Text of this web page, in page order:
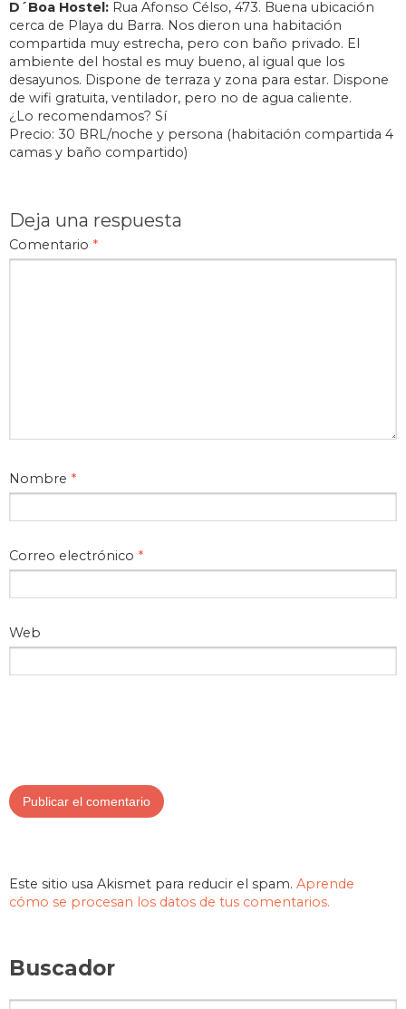
D´Boa Hostel: Rua Afonso Célso, 473. Buena ubicación
cerca de Playa du Barra. Nos dieron una habitación
compartida muy estrecha, pero con baño privado. El
ambiente del hostal es muy bueno, al igual que los
desayunos. Dispone de terraza y zona para estar. Dispone
de wifi gratuita, ventilador, pero no de agua caliente.
¿Lo recomendamos? Sí
Precio: 30 BRL/noche y persona (habitación compartida 4
camas y baño compartido)
Deja una respuesta
Comentario *
Nombre *
Correo electrónico *
Web
Este sitio usa Akismet para reducir el spam. Aprende
cómo se procesan los datos de tus comentarios.
Buscador